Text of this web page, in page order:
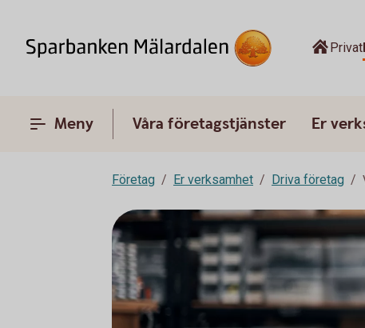
Privat
Meny Våra företagstjänster Er
Företag Er verksamhet Driva företag